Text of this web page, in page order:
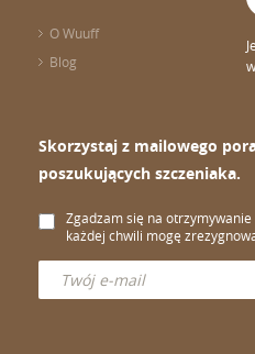
O Wuuff
Blog
Skorzystaj z mailowego
poszukujących szczeniaka.
Zgadzam się na
każdej chwili mogę